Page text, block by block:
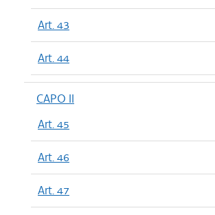
Art. 43
Art. 44
CAPO II
Art. 45
Art. 46
Art. 47